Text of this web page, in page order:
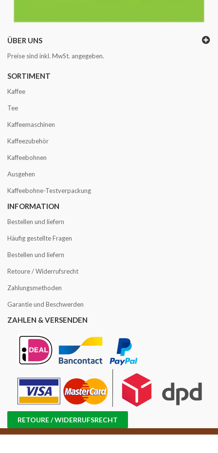
ÜBER UNS
Preise sind inkl. MwSt. angegeben.
SORTIMENT
Kaffee
Tee
Kaffeemaschinen
Kaffeezubehör
Kaffeebohnen
Ausgehen
Kaffeebohne-Testverpackung
INFORMATION
Bestellen und liefern
Häufig gestellte Fragen
Bestellen und liefern
Retoure / Widerrufsrecht
Zahlungsmethoden
Garantie und Beschwerden
ZAHLEN & VERSENDEN
RETOURE / WIDERRUFSRECHT